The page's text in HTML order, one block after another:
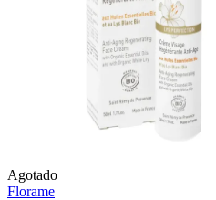
Agotado
Florame